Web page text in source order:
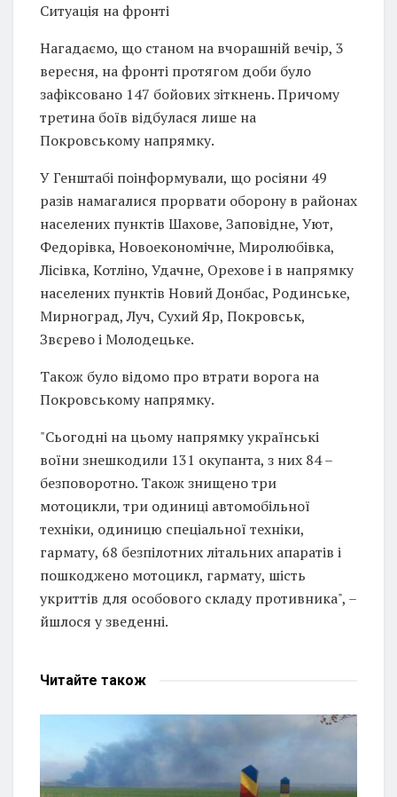
Ситуація на фронті
Нагадаємо, що станом на вчорашній вечір, 3
вересня, на фронті протягом доби було
зафіксовано 147 бойових зіткнень. Причому
третина боїв відбулася лише на
Покровському напрямку.
У Генштабі поінформували, що росіяни 49
разів намагалися прорвати оборону в районах
населених пунктів Шахове, Заповідне, Уют,
Федорівка, Новоекономічне, Миролюбівка,
Лісівка, Котліно, Удачне, Орехове і в напрямку
населених пунктів Новий Донбас, Родинське,
Мирноград, Луч, Сухий Яр, Покровськ,
Звєрево і Молодецьке.
Також було відомо про втрати ворога на
Покровському напрямку.
"Сьогодні на цьому напрямку українські
воїни знешкодили 131 окупанта, з них 84 –
безповоротно. Також знищено три
мотоцикли, три одиниці автомобільної
техніки, одиницю спеціальної техніки,
гармату, 68 безпілотних літальних апаратів і
пошкоджено мотоцикл, гармату, шість
укриттів для особового складу противника", –
йшлося у зведенні.
Читайте також